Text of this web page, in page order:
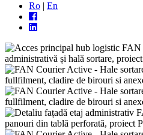
Ro | En